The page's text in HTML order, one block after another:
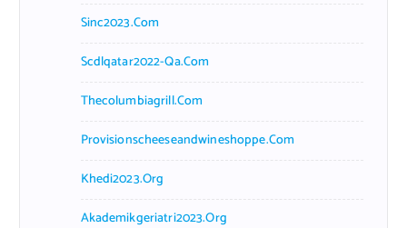
Sinc2023.com
Scdlqatar2022-Qa.com
Thecolumbiagrill.com
Provisionscheeseandwineshoppe.com
Khedi2023.org
Akademikgeriatri2023.org